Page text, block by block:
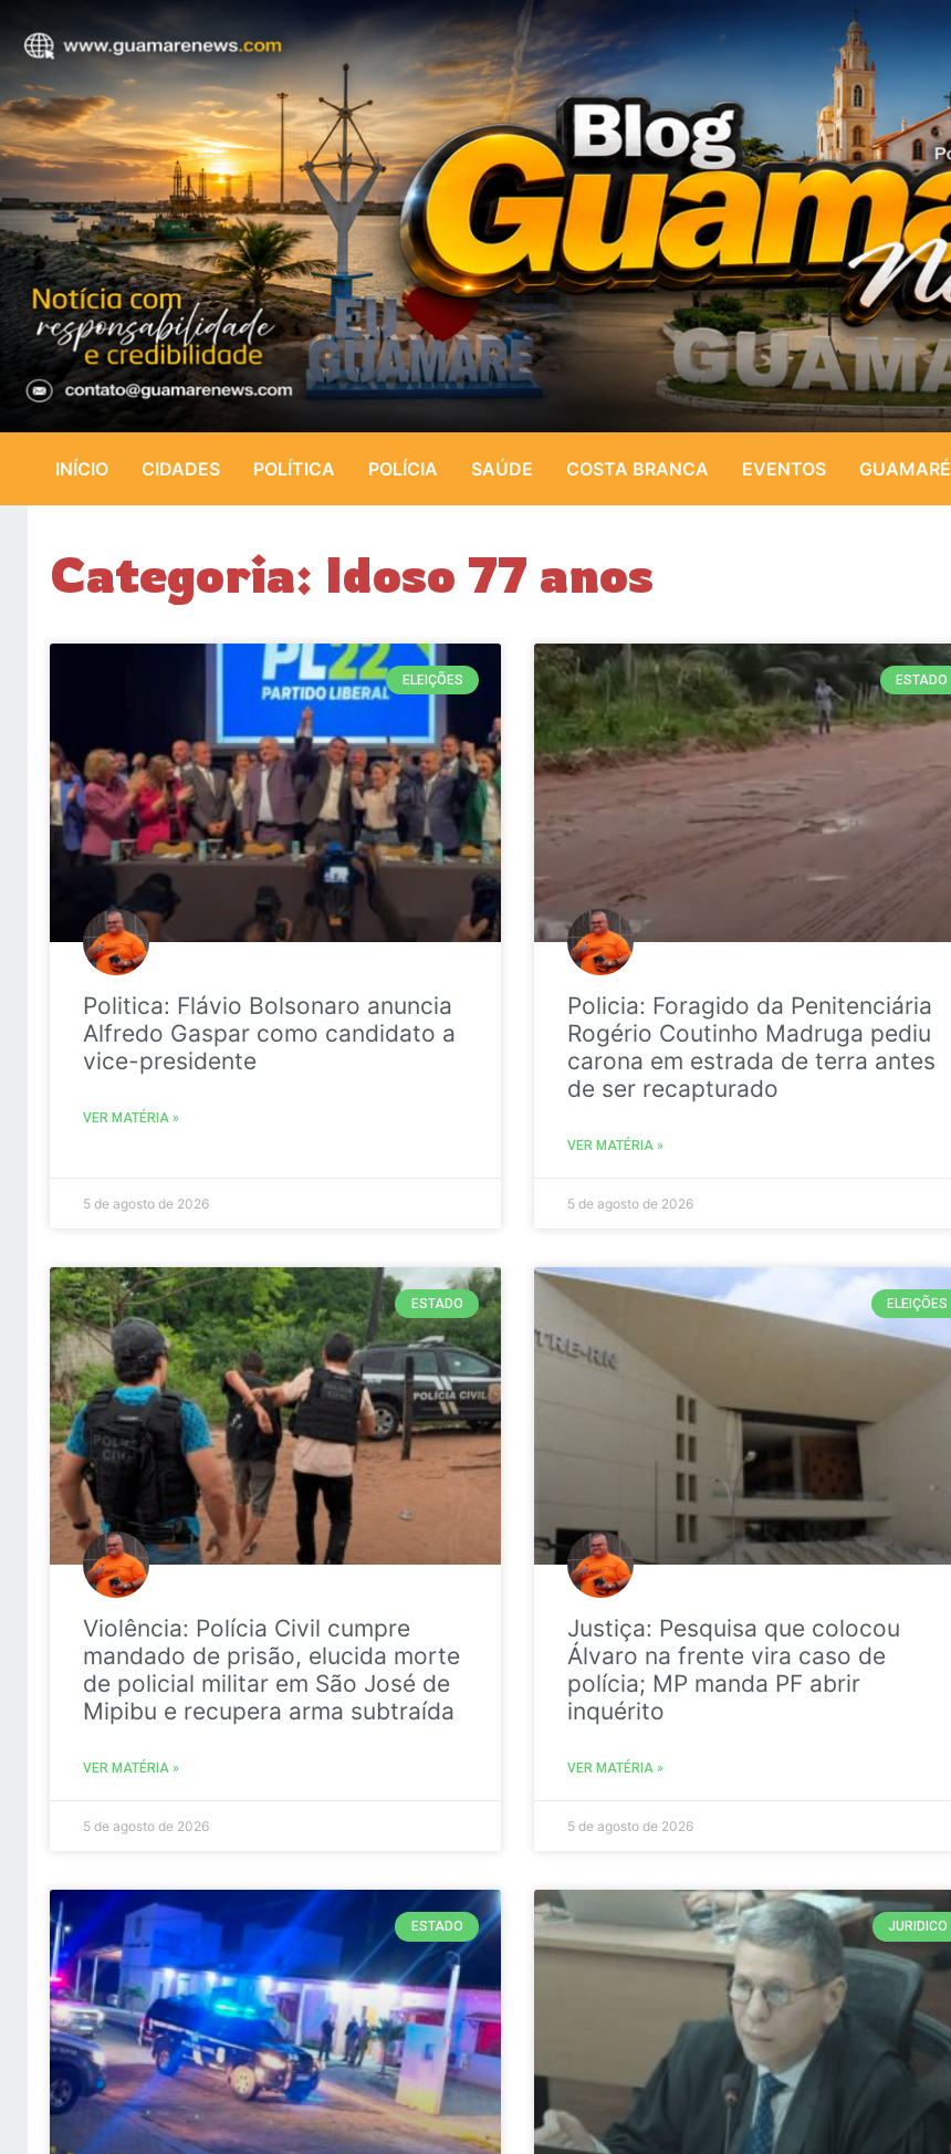
INÍCIO CIDADES POLÍTICA POLÍCIA SAÚDE COSTA BRANCA EVENTOS GUAMARÉ
Categoria: Idoso 77 anos
ELEIÇÕES
Politica: Flávio Bolsonaro anuncia
Alfredo Gaspar como candidato a
vice-presidente
VER MATÉRIA »
5 de agosto de 2026
ESTADO
Policia: Foragido da Penitenciária
Rogério Coutinho Madruga pediu
carona em estrada de terra antes
de ser recapturado
VER MATÉRIA »
5 de agosto de 2026
ESTADO
Violência: Polícia Civil cumpre
mandado de prisão, elucida morte
de policial militar em São José de
Mipibu e recupera arma subtraída
VER MATÉRIA »
5 de agosto de 2026
ELEIÇÕES
Justiça: Pesquisa que colocou
Álvaro na frente vira caso de
polícia; MP manda PF abrir
inquérito
VER MATÉRIA »
5 de agosto de 2026
ESTADO JURIDICO